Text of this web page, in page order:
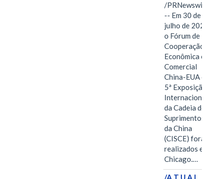
/PRNewswire/
-- Em 30 de
julho de 2026,
o Fórum de
Cooperação
Econômica e
Comercial
China-EUA e a
5ª Exposição
Internacional
da Cadeia de
Suprimentos
da China
(CISCE) foram
realizados em
Chicago.…
/A T U A L